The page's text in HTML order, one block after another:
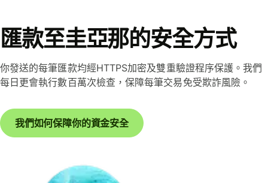
匯款至圭亞那的安全方式
你發送的每筆匯款均經HTTPS加密及雙重驗證程序保護。我們
每日更會執行數百萬次檢查，保障每筆交易免受欺詐風險。
我們如何保障你的資金安全